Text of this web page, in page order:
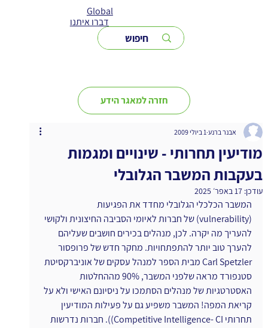
Global
דברו איתנו
חזרה למאגר הידע
מודיעין תחרותי - שינויים ומגמות
בעקבות המשבר הגלובלי
אבנר ברנע 1 ביולי 2009
עודכן: 17 באפר׳ 2025
המשבר הכלכלי הגלובלי מחדד את הפגיעות
(vulnerability) של חברות לאיומי הסביבה החיצונית ולקושי
להעריך מה יקרה. לכן, מנהלים בכירים חושבים שעליהם
להערך טוב יותר להתפתחויות. מחקר חדש של פרופסור
Carl Spetzler מבית הספר למנהל עסקים של אוניברקסיטת
סטנפורד מראה שלפני המשבר, 90% מההחלטות
האסטרטגיות של מנהלים הסתמכו על ניסיונם האישי ולא על
קריאת המפה! המשבר משפיע גם על פעילות המודיעין
תחרותי Competitive Intelligence- CI)). חברות נדרשות